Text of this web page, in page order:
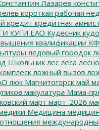
Лазарев
короткая рабочая
кредит кредитная
КУГИ ЕАО Кудесник кудо
квалификации
ледовый городок
Школьниклеслеса
ложный вызов
люк Магнитогорск май
макулатура Мама-
март март_2026
Медицина